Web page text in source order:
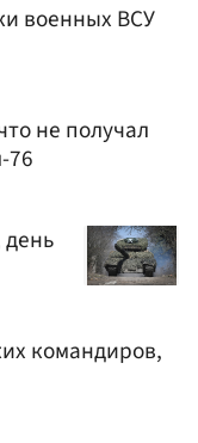
военных ВСУ
не получал
76
командиров,